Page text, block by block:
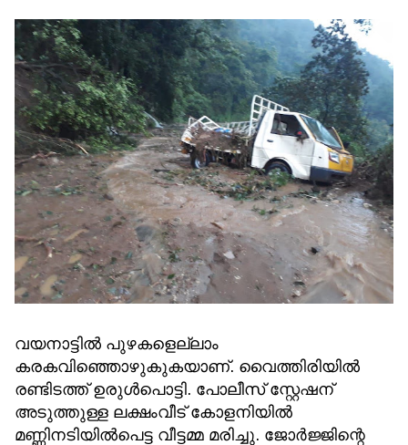
വയനാട്ടില്‍ പുഴകളെല്ലാം
കരകവിഞ്ഞൊഴുകുകയാണ്. വൈത്തിരിയില്‍
രണ്ടിടത്ത് ഉരുള്‍പൊട്ടി. പോലീസ് സ്റ്റേഷന്
അടുത്തുള്ള ലക്ഷംവീട് കോളനിയില്‍
മണ്ണിനടിയില്‍പെട്ട വീട്ടമ്മ മരിച്ചു. ജോര്‍ജ്ജിന്റെ